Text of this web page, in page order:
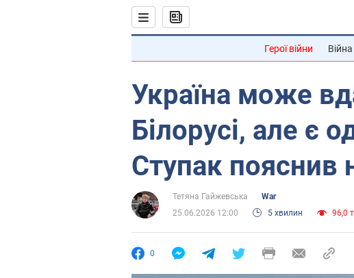
Герої війни Війна
Україна може
Білорусі, але є
Ступак пояснив
Тетяна Гайжевська
War
25.06.2026 12:00
5 хвилин 96,0
0